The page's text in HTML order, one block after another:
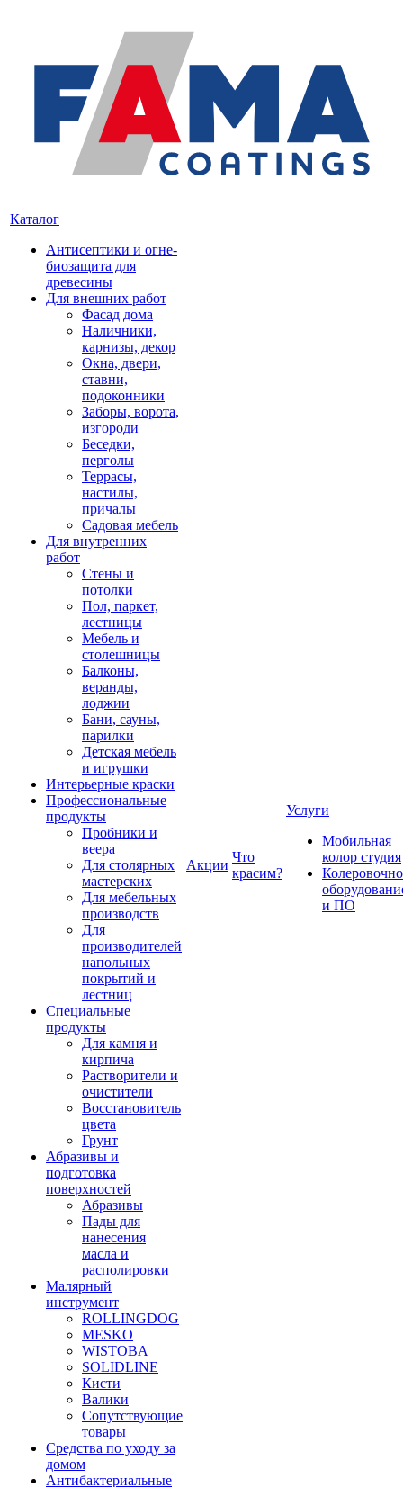
Каталог
Антисептики и огне-
биозащита для
древесины
Для внешних работ
Фасад дома
Наличники,
карнизы, декор
Окна, двери,
ставни,
подоконники
Заборы, ворота,
изгороди
Беседки,
перголы
Террасы,
настилы,
причалы
Садовая мебель
Для внутренних
работ
Стены и
потолки
Пол, паркет,
лестницы
Мебель и
столешницы
Балконы,
веранды,
лоджии
Бани, сауны,
парилки
Детская мебель
и игрушки
Интерьерные краски
Профессиональные
продукты
Пробники и
веера
Для столярных
мастерских
Для мебельных
производств
Для
производителей
напольных
покрытий и
лестниц
Специальные
продукты
Для камня и
кирпича
Растворители и
очистители
Восстановитель
цвета
Грунт
Абразивы и
подготовка
поверхностей
Абразивы
Пады для
нанесения
масла и
располировки
Малярный
инструмент
ROLLINGDOG
MESKO
WISTOBA
SOLIDLINE
Кисти
Валики
Сопутствующие
товары
Средства по уходу за
домом
Антибактериальные
Акции
Что
красим?
Услуги
Мобильная
колор студия
и ПО